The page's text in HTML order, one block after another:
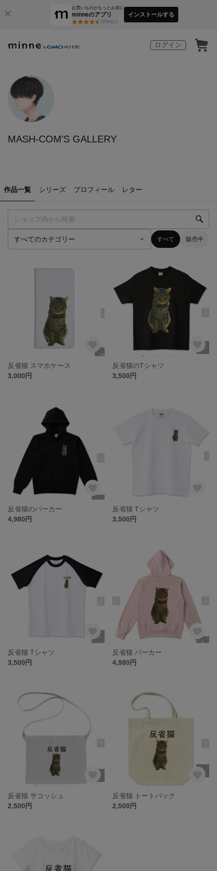
お買いものがもっとお得に
minneのアプリ
3万件以上
インストールする
ログイン
MASH-COM'S GALLERY
作品一覧 シリーズ プロフィール レター
すべて 販売中
反省猫 スマホケース
3,000円
反省猫のTシャツ
3,500円
反省猫のパーカー
4,980円
反省猫 Tシャツ
3,500円
反省猫 Tシャツ
3,500円
反省猫 パーカー
4,980円
反省猫 サコッシュ
2,500円
反省猫 トートバック
2,500円